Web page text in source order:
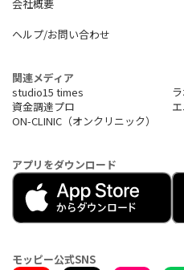
会社概要
ヘルプ/お問い合わせ
関連メディア
studio15 times
資金調達プロ
ON-CLINIC（オンクリニック）
アプリをダウンロード
モッピー公式SNS